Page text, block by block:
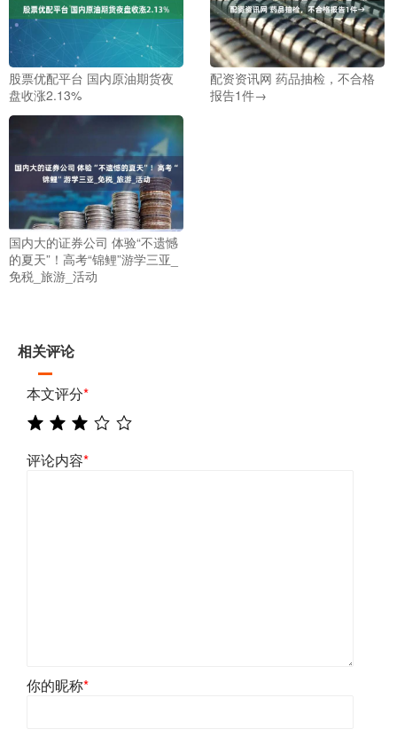
股票优配平台 国内原油期货夜
盘收涨2.13%
配资资讯网 药品抽检，不合格
报告1件→
国内大的证券公司 体验“不遗憾
的夏天”！高考“锦鲤”游学三亚_
免税_旅游_活动
相关评论
本文评分*
评论内容*
你的昵称*